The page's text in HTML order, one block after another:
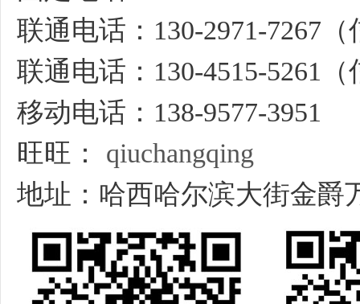
联通电话：130-2971-7267
联通电话：130-4515-5261
移动电话：138-9577-3951
旺旺： qiuchangqing
地址：哈西哈尔滨大街金爵